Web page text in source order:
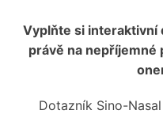
Vyplňte si interaktivní
právě na nepříjemné
Dotazník Sino-